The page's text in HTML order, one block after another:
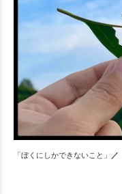
「ぼくにしかできないこと」 ／